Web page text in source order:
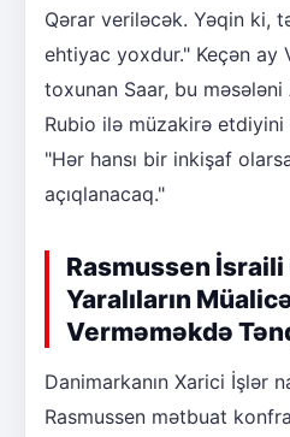
Qərar veriləcək. Yəqin ki,
ehtiyac yoxdur." Keçən ay
toxunan Saar, bu
Rubio ilə müzakirə
"Hər hansı bir inkişaf
açıqlanacaq."
Rasmussen İsraili
Yaralıların
Verməməkdə
Danimarkanın Xarici İşlər
Rasmussen mətbuat